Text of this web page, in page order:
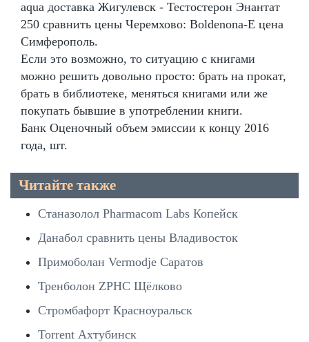
aqua доставка Жигулевск - Тестостерон Энантат
250 сравнить цены Черемхово: Boldenona-E цена
Симферополь.
Если это возможно, то ситуацию с книгами
можно решить довольно просто: брать на прокат,
брать в библиотеке, меняться книгами или же
покупать бывшие в употреблении книги.
Банк Оценочный объем эмиссии к концу 2016
года, шт.
Читайте также
Станазолол Pharmacom Labs Копейск
Данабол сравнить цены Владивосток
Примоболан Vermodje Саратов
Тренболон ZPHC Щёлково
Стромбафорт Красноуральск
Torrent Ахтубинск